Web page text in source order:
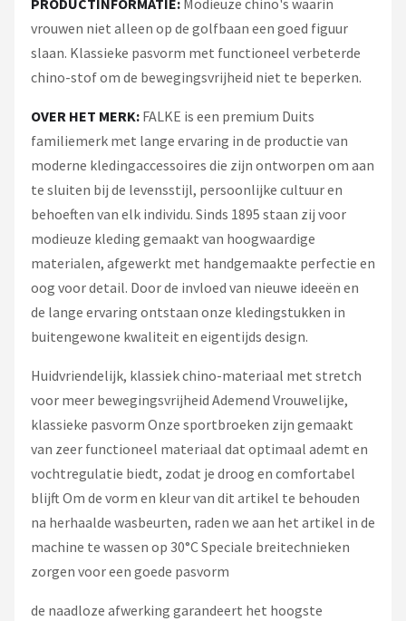
PRODUCTINFORMATIE: Modieuze chino's waarin
vrouwen niet alleen op de golfbaan een goed figuur
slaan. Klassieke pasvorm met functioneel verbeterde
chino-stof om de bewegingsvrijheid niet te beperken.
OVER HET MERK: FALKE is een premium Duits
familiemerk met lange ervaring in de productie van
moderne kledingaccessoires die zijn ontworpen om aan
te sluiten bij de levensstijl, persoonlijke cultuur en
behoeften van elk individu. Sinds 1895 staan zij voor
modieuze kleding gemaakt van hoogwaardige
materialen, afgewerkt met handgemaakte perfectie en
oog voor detail. Door de invloed van nieuwe ideeën en
de lange ervaring ontstaan onze kledingstukken in
buitengewone kwaliteit en eigentijds design.
Huidvriendelijk, klassiek chino-materiaal met stretch
voor meer bewegingsvrijheid Ademend Vrouwelijke,
klassieke pasvorm Onze sportbroeken zijn gemaakt
van zeer functioneel materiaal dat optimaal ademt en
vochtregulatie biedt, zodat je droog en comfortabel
blijft Om de vorm en kleur van dit artikel te behouden
na herhaalde wasbeurten, raden we aan het artikel in de
machine te wassen op 30°C Speciale breitechnieken
zorgen voor een goede pasvorm
de naadloze afwerking garandeert het hoogste